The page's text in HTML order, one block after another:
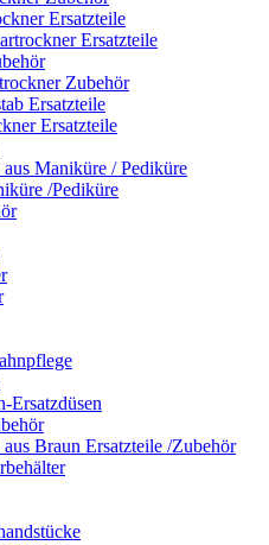
Ersatzteile
Ersatzteile
Zubehör
Ersatzteile
Ersatzteile
Maniküre / Pediküre
/Pediküre
Ersatzdüsen
Braun Ersatzteile /Zubehör